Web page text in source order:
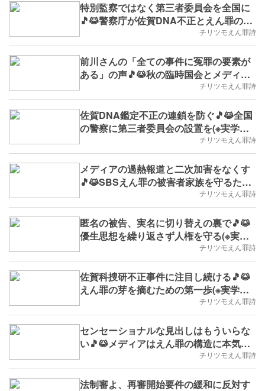
特別監察ではなく第三者委員会を全国に
🎵😹警察庁が佐賀DNA不正とえん罪の連
鎖を終わらせる(※実学No.183,B.D.+29)
チリツモえん罪詩
前川さんの「全ての事件に冤罪の要素が
ある」の声🎵😹秋の臨時国会とメディア
に届ける(※実学No.178,B.D.+20)チリツモえん罪詩
佐賀DNA鑑定不正の連鎖を防ぐ🎵😹全国
の警察に第三者委員会の設置を(※実学
チリツモえん罪詩
メディアの過熱報道と二次加害をなくす
🎵😹SBSえん罪の被害者家族を守るため
チリツモえん罪詩
匿名の被告、実名に切り替えの裏で🎵😹
優生思想を繰り返さず人権を守る(※実学
チリツモえん罪詩
佐賀科捜研不正事件に注目し続ける🎵😹
えん罪の芽を摘むための第一歩(※実学
チリツモえん罪詩
センセーショナルな見出しはもういらな
い🎵😹メディアはえん罪の構造に本気で
向き合う記事を(※実学No.166,B.D.+4)
チリツモえん罪詩
法制審よ、再審開始要件の緩和に反対す